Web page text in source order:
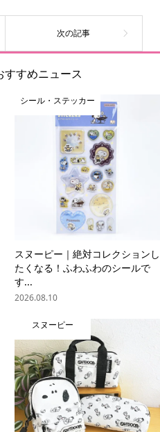
すすめニュース
シール・ステッカー
スヌーピー｜絶対コレクションし
たくなる！ふわふわのシールで
す...
2026.08.10
スヌーピー